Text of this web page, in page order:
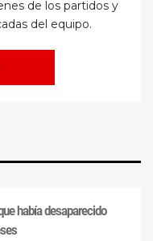
había desaparecido